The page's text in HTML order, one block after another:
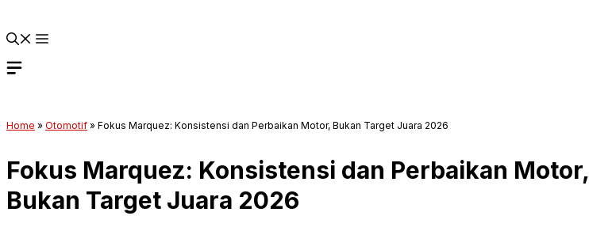
Home » Otomotif » Fokus Marquez: Konsistensi dan Perbaikan Motor, Bukan Target Juara 2026
Fokus Marquez: Konsistensi dan Perbaikan Motor,
Bukan Target Juara 2026